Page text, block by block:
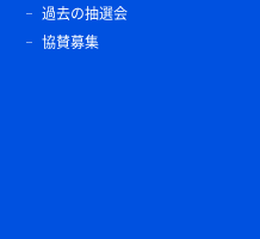
過去の抽選会
協賛募集